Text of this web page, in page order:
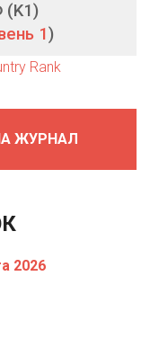
(K1)
1)
ЖУРНАЛ
2026